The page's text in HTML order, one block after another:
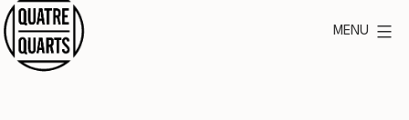
au
contenu
MENU